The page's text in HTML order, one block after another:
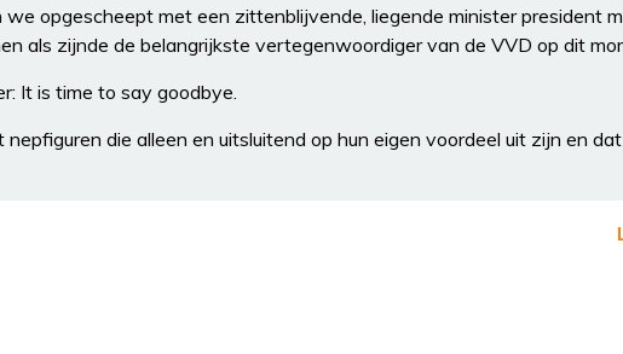
opgescheept met een zittenblijvende, liegende minister president
als zijnde de belangrijkste vertegenwoordiger van de VVD op dit
It is time to say goodbye.
die alleen en uitsluitend op hun eigen voordeel uit zijn en